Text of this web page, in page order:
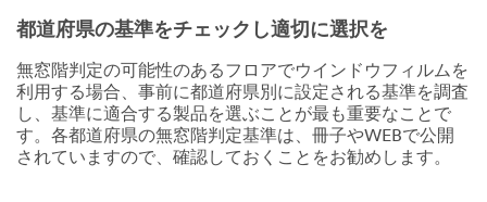
都道府県の基準をチェックし適切に選択を
無窓階判定の可能性のあるフロアでウインドウフィルムを
利用する場合、事前に都道府県別に設定される基準を調査
し、基準に適合する製品を選ぶことが最も重要なことで
す。各都道府県の無窓階判定基準は、冊子やWEBで公開
されていますので、確認しておくことをお勧めします。